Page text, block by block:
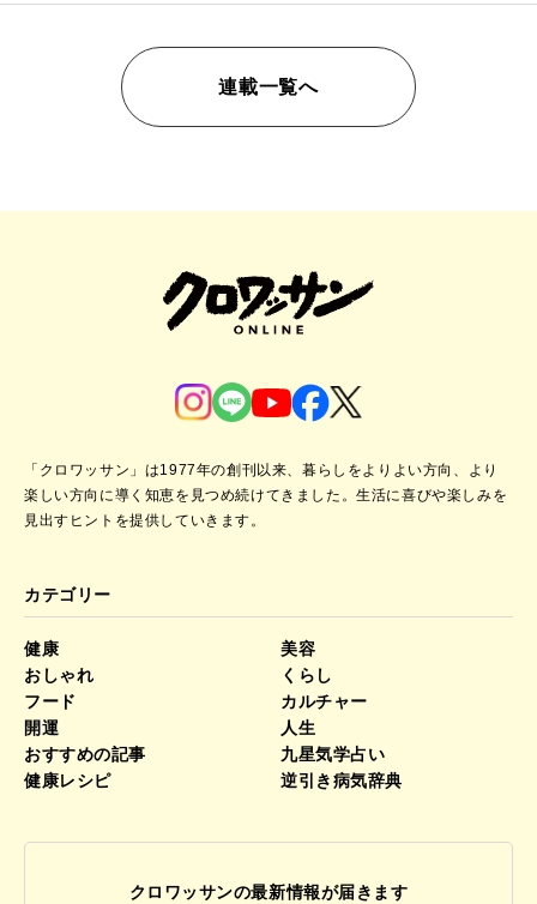
連載一覧へ
「クロワッサン」は1977年の創刊以来、暮らしをよりよい方向、より
楽しい方向に導く知恵を見つめ続けてきました。生活に喜びや楽しみを
見出すヒントを提供していきます。
カテゴリー
健康
美容
おしゃれ
くらし
フード
カルチャー
開運
人生
おすすめの記事
九星気学占い
健康レシピ
逆引き病気辞典
クロワッサンの最新情報が届きます